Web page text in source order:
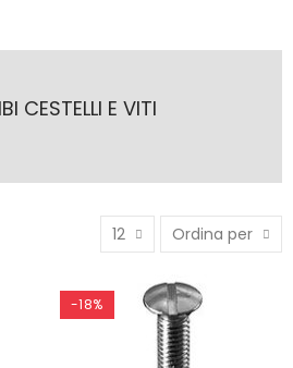
CESTELLI E VITI
12 Ordina per
-18%